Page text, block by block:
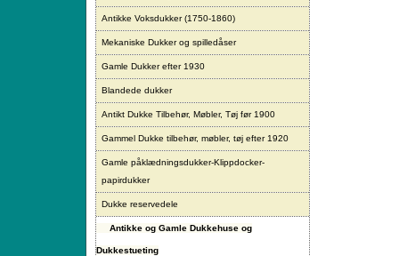
Antikke Voksdukker (1750-1860)
Mekaniske Dukker og spilledåser
Gamle Dukker efter 1930
Blandede dukker
Antikt Dukke Tilbehør, Møbler, Tøj før 1900
Gammel Dukke tilbehør, møbler, tøj efter 1920
Gamle påklædningsdukker-Klippdocker-
papirdukker
Dukke reservedele
Antikke og Gamle Dukkehuse og
Dukkestueting